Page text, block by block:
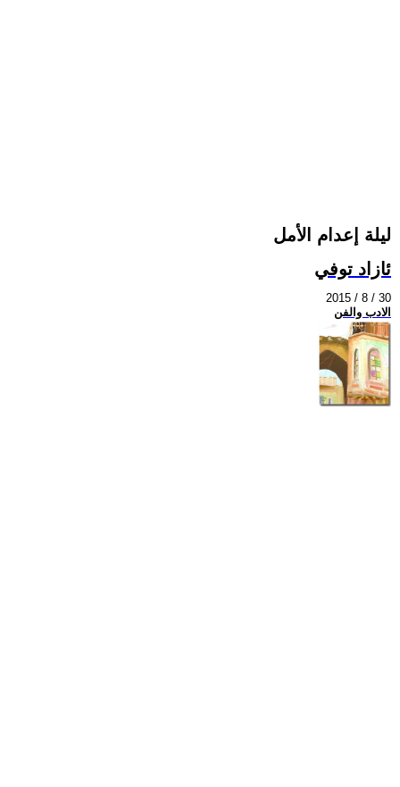
ليلة إعدام الأمل
ئازاد توفي
2015 / 8 / 30
الادب والفن